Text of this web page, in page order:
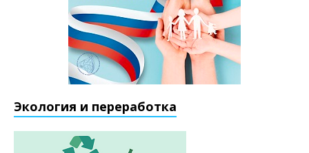
Экология и переработка